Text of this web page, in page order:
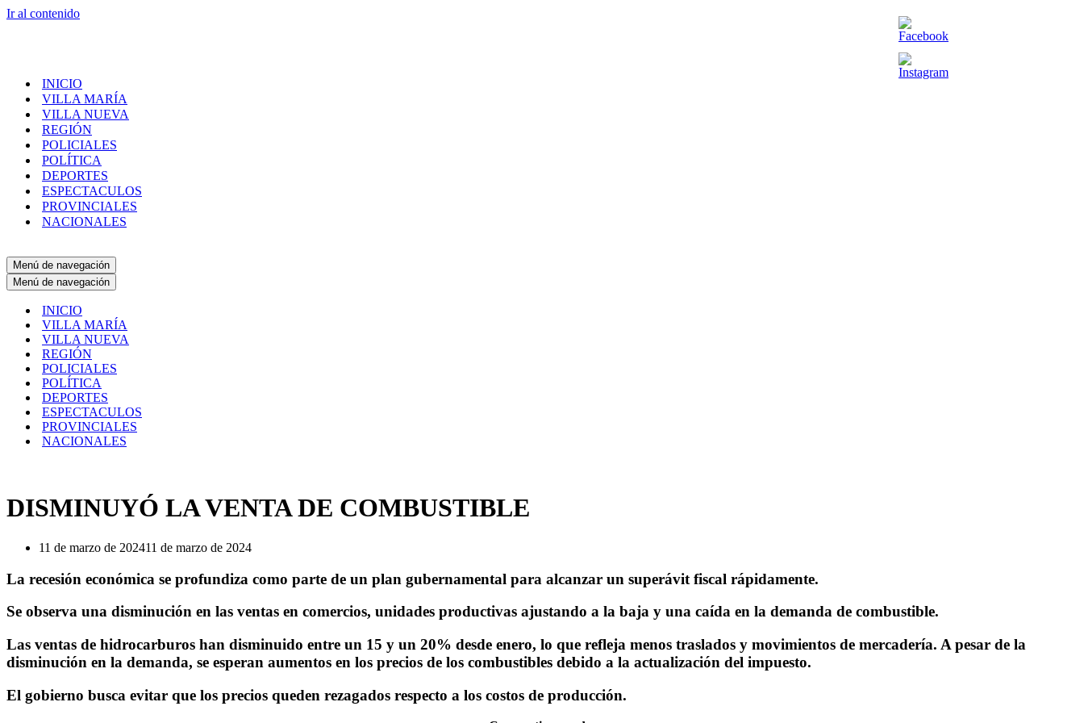
Ir al contenido
INICIO
VILLA MARÍA
VILLA NUEVA
REGIÓN
POLICIALES
POLÍTICA
DEPORTES
ESPECTACULOS
PROVINCIALES
NACIONALES
Menú de navegación
Menú de navegación
INICIO
VILLA MARÍA
VILLA NUEVA
REGIÓN
POLICIALES
POLÍTICA
DEPORTES
ESPECTACULOS
PROVINCIALES
NACIONALES
DISMINUYÓ LA VENTA DE COMBUSTIBLE
11 de marzo de 202411 de marzo de 2024
La recesión económica se profundiza como parte de un plan gubernamental para alcanzar un superávit fiscal rápidamente.
Se observa una disminución en las ventas en comercios, unidades productivas ajustando a la baja y una caída en la demanda de combustible.
Las ventas de hidrocarburos han disminuido entre un 15 y un 20% desde enero, lo que refleja menos traslados y movimientos de mercadería. A pesar de la
disminución en la demanda, se esperan aumentos en los precios de los combustibles debido a la actualización del impuesto.
El gobierno busca evitar que los precios queden rezagados respecto a los costos de producción.